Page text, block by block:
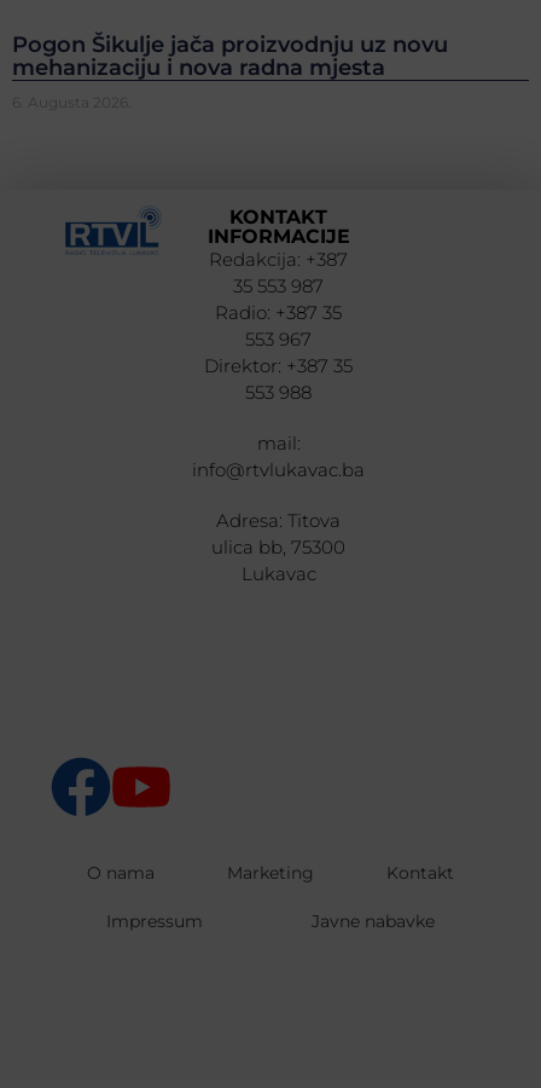
Pogon Šikulje jača proizvodnju uz novu
mehanizaciju i nova radna mjesta
6. Augusta 2026.
KONTAKT
INFORMACIJE
Redakcija: +387
35 553 987
Radio: +387 35
553 967
Direktor: +387 35
553 988
mail:
info@rtvlukavac.ba
Adresa: Titova
ulica bb, 75300
Lukavac
O nama Marketing Kontakt
Impressum Javne nabavke